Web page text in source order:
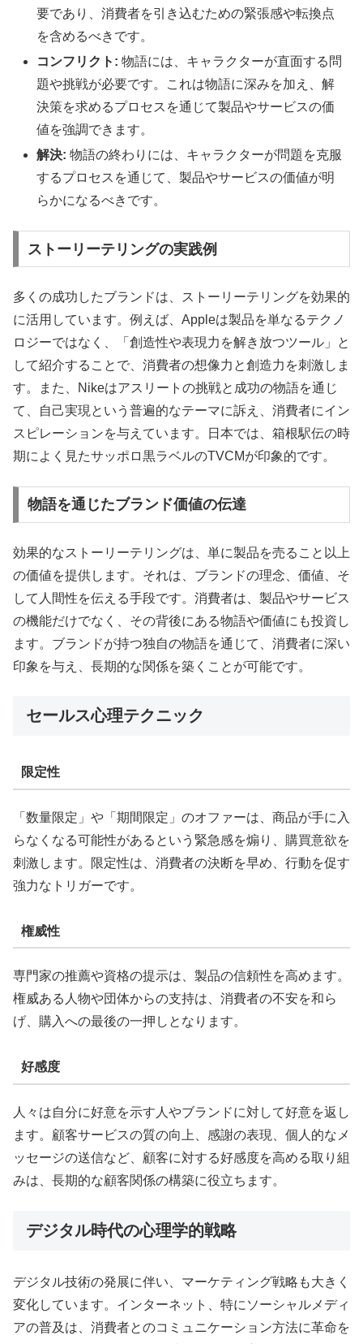
要であり、消費者を引き込むための緊張感や転換点
を含めるべきです。
コンフリクト: 物語には、キャラクターが直面する問
題や挑戦が必要です。これは物語に深みを加え、解
決策を求めるプロセスを通じて製品やサービスの価
値を強調できます。
解決: 物語の終わりには、キャラクターが問題を克服
するプロセスを通じて、製品やサービスの価値が明
らかになるべきです。
ストーリーテリングの実践例
多くの成功したブランドは、ストーリーテリングを効果的
に活用しています。例えば、Appleは製品を単なるテクノ
ロジーではなく、「創造性や表現力を解き放つツール」と
して紹介することで、消費者の想像力と創造力を刺激しま
す。また、Nikeはアスリートの挑戦と成功の物語を通じ
て、自己実現という普遍的なテーマに訴え、消費者にイン
スピレーションを与えています。日本では、箱根駅伝の時
期によく見たサッポロ黒ラベルのTVCMが印象的です。
物語を通じたブランド価値の伝達
効果的なストーリーテリングは、単に製品を売ること以上
の価値を提供します。それは、ブランドの理念、価値、そ
して人間性を伝える手段です。消費者は、製品やサービス
の機能だけでなく、その背後にある物語や価値にも投資し
ます。ブランドが持つ独自の物語を通じて、消費者に深い
印象を与え、長期的な関係を築くことが可能です。
セールス心理テクニック
限定性
「数量限定」や「期間限定」のオファーは、商品が手に入
らなくなる可能性があるという緊急感を煽り、購買意欲を
刺激します。限定性は、消費者の決断を早め、行動を促す
強力なトリガーです。
権威性
専門家の推薦や資格の提示は、製品の信頼性を高めます。
権威ある人物や団体からの支持は、消費者の不安を和ら
げ、購入への最後の一押しとなります。
好感度
人々は自分に好意を示す人やブランドに対して好意を返し
ます。顧客サービスの質の向上、感謝の表現、個人的なメ
ッセージの送信など、顧客に対する好感度を高める取り組
みは、長期的な顧客関係の構築に役立ちます。
デジタル時代の心理学的戦略
デジタル技術の発展に伴い、マーケティング戦略も大きく
変化しています。インターネット、特にソーシャルメディ
アの普及は、消費者とのコミュニケーション方法に革命を